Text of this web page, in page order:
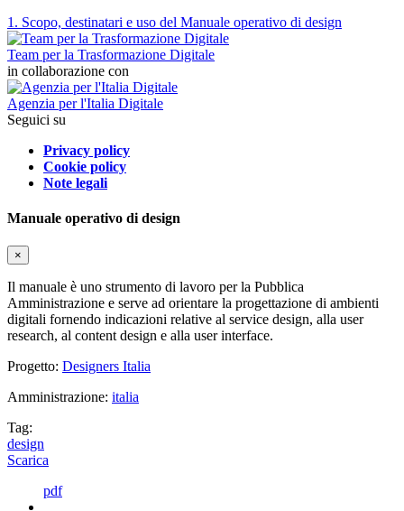
1. Scopo, destinatari e uso del Manuale operativo di design
Team per la Trasformazione Digitale
in collaborazione con
Agenzia per l'Italia Digitale
Seguici su
Privacy policy
Cookie policy
Note legali
Manuale operativo di design
×
Il manuale è uno strumento di lavoro per la Pubblica
Amministrazione e serve ad orientare la progettazione di ambienti
digitali fornendo indicazioni relative al service design, alla user
research, al content design e alla user interface.
Progetto: Designers Italia
Amministrazione: italia
Tag:
design
Scarica
pdf